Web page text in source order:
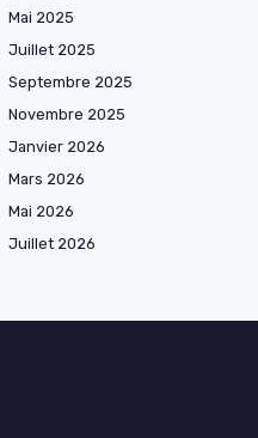
Mai 2025
Juillet 2025
Septembre 2025
Novembre 2025
Janvier 2026
Mars 2026
Mai 2026
Juillet 2026